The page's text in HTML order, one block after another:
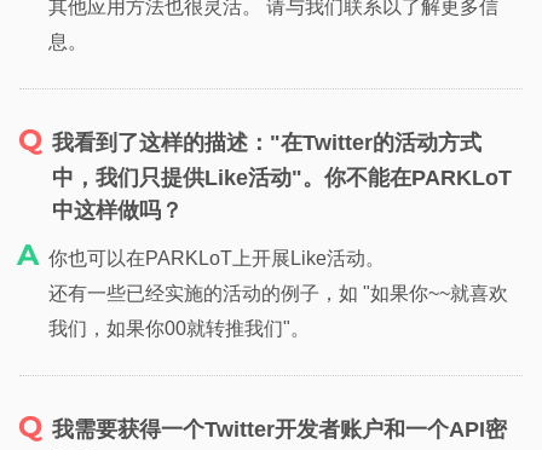
其他应用方法也很灵活。 请与我们联系以了解更多信
息。
我看到了这样的描述："在Twitter的活动方式
中，我们只提供Like活动"。你不能在PARKLoT
中这样做吗？
你也可以在PARKLoT上开展Like活动。
还有一些已经实施的活动的例子，如 "如果你~~就喜欢
我们，如果你00就转推我们"。
我需要获得一个Twitter开发者账户和一个API密